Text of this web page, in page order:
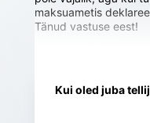
maksuametis
Tänud vastuse eest!
Kui oled juba